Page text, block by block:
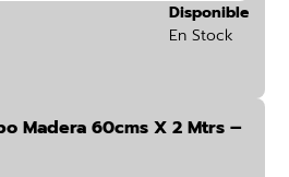
Disponible
En Stock
Madera 60cms X 2 Mtrs –